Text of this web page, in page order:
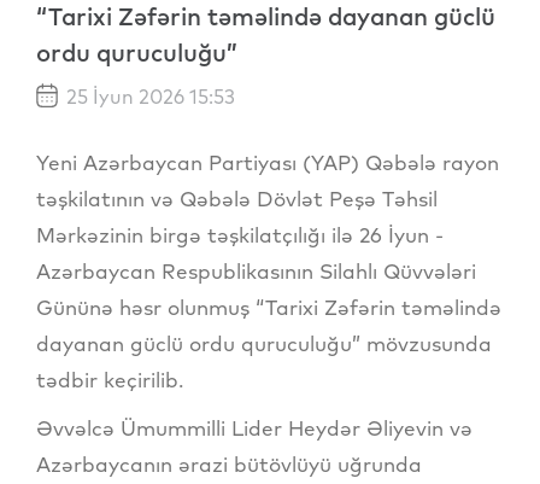
“Tarixi Zəfərin təməlində dayanan güclü
ordu quruculuğu”
25 İyun 2026 15:53
Yeni Azərbaycan Partiyası (YAP) Qəbələ rayon
təşkilatının və Qəbələ Dövlət Peşə Təhsil
Mərkəzinin birgə təşkilatçılığı ilə 26 İyun -
Azərbaycan Respublikasının Silahlı Qüvvələri
Gününə həsr olunmuş “Tarixi Zəfərin təməlində
dayanan güclü ordu quruculuğu” mövzusunda
tədbir keçirilib.
Əvvəlcə Ümummilli Lider Heydər Əliyevin və
Azərbaycanın ərazi bütövlüyü uğrunda